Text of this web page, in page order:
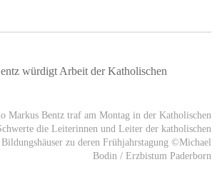
unter Druck Scheidegg (obx-medizindirekt) -
wachsende Pflegebedarfe und
Markus Bentz traf am Montag in der Katholischen
die Leiterinnen und Leiter der katholischen
zu deren Frühjahrstagung ©Michael
Bodin / Erzbistum Paderborn